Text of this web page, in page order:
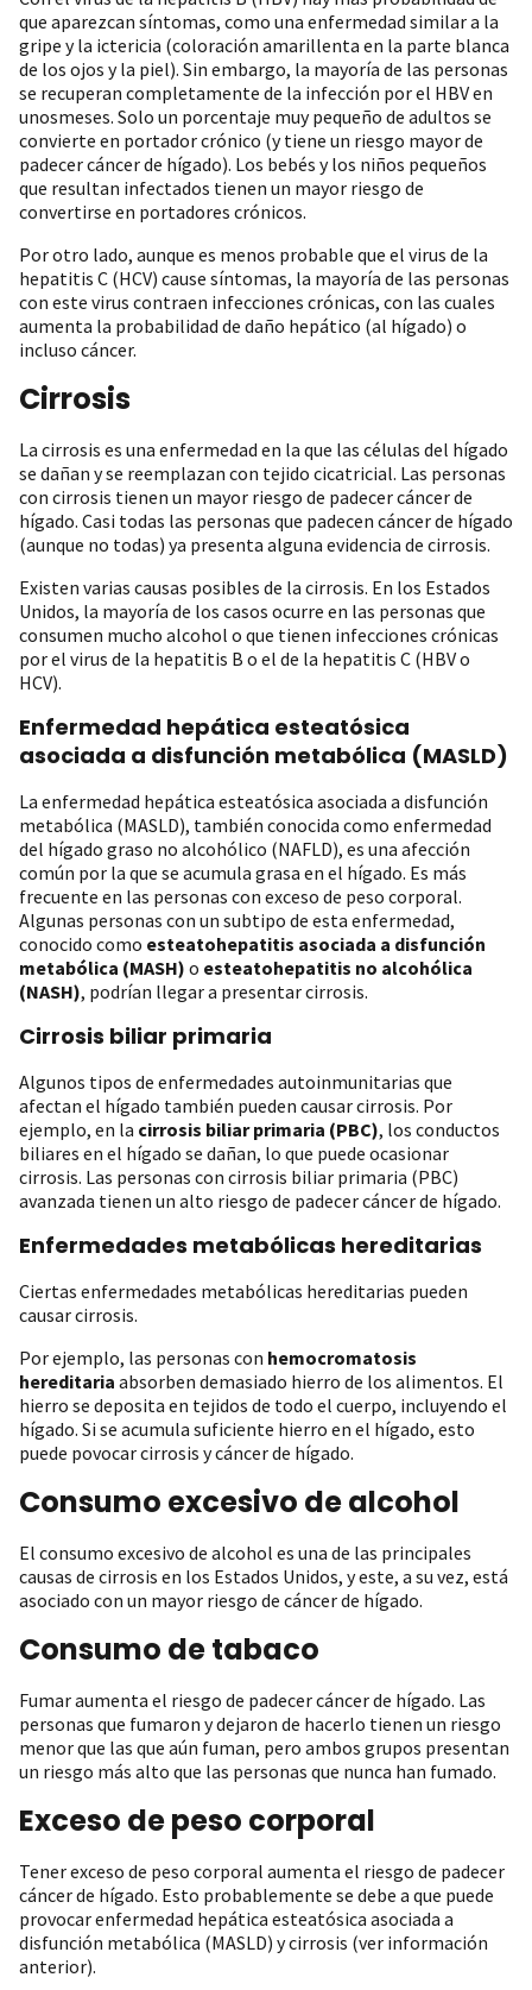
que aparezcan síntomas, como una enfermedad similar a la
gripe y la ictericia (coloración amarillenta en la parte blanca
de los ojos y la piel). Sin embargo, la mayoría de las personas
se recuperan completamente de la infección por el HBV en
unosmeses. Solo un porcentaje muy pequeño de adultos se
convierte en portador crónico (y tiene un riesgo mayor de
padecer cáncer de hígado). Los bebés y los niños pequeños
que resultan infectados tienen un mayor riesgo de
convertirse en portadores crónicos.
Por otro lado, aunque es menos probable que el virus de la
hepatitis C (HCV) cause síntomas, la mayoría de las personas
con este virus contraen infecciones crónicas, con las cuales
aumenta la probabilidad de daño hepático (al hígado) o
incluso cáncer.
Cirrosis
La cirrosis es una enfermedad en la que las células del hígado
se dañan y se reemplazan con tejido cicatricial. Las personas
con cirrosis tienen un mayor riesgo de padecer cáncer de
hígado. Casi todas las personas que padecen cáncer de hígado
(aunque no todas) ya presenta alguna evidencia de cirrosis.
Existen varias causas posibles de la cirrosis. En los Estados
Unidos, la mayoría de los casos ocurre en las personas que
consumen mucho alcohol o que tienen infecciones crónicas
por el virus de la hepatitis B o el de la hepatitis C (HBV o
HCV).
Enfermedad hepática esteatósica
asociada a disfunción metabólica (MASLD)
La enfermedad hepática esteatósica asociada a disfunción
metabólica (MASLD), también conocida como enfermedad
del hígado graso no alcohólico (NAFLD), es una afección
común por la que se acumula grasa en el hígado. Es más
frecuente en las personas con exceso de peso corporal.
Algunas personas con un subtipo de esta enfermedad,
conocido como esteatohepatitis asociada a disfunción
metabólica (MASH) o esteatohepatitis no alcohólica
(NASH), podrían llegar a presentar cirrosis.
Cirrosis biliar primaria
Algunos tipos de enfermedades autoinmunitarias que
afectan el hígado también pueden causar cirrosis. Por
ejemplo, en la cirrosis biliar primaria (PBC), los conductos
biliares en el hígado se dañan, lo que puede ocasionar
cirrosis. Las personas con cirrosis biliar primaria (PBC)
avanzada tienen un alto riesgo de padecer cáncer de hígado.
Enfermedades metabólicas hereditarias
Ciertas enfermedades metabólicas hereditarias pueden
causar cirrosis.
Por ejemplo, las personas con hemocromatosis
hereditaria absorben demasiado hierro de los alimentos. El
hierro se deposita en tejidos de todo el cuerpo, incluyendo el
hígado. Si se acumula suficiente hierro en el hígado, esto
puede povocar cirrosis y cáncer de hígado.
Consumo excesivo de alcohol
El consumo excesivo de alcohol es una de las principales
causas de cirrosis en los Estados Unidos, y este, a su vez, está
asociado con un mayor riesgo de cáncer de hígado.
Consumo de tabaco
Fumar aumenta el riesgo de padecer cáncer de hígado. Las
personas que fumaron y dejaron de hacerlo tienen un riesgo
menor que las que aún fuman, pero ambos grupos presentan
un riesgo más alto que las personas que nunca han fumado.
Exceso de peso corporal
Tener exceso de peso corporal aumenta el riesgo de padecer
cáncer de hígado. Esto probablemente se debe a que puede
provocar enfermedad hepática esteatósica asociada a
disfunción metabólica (MASLD) y cirrosis (ver información
anterior).